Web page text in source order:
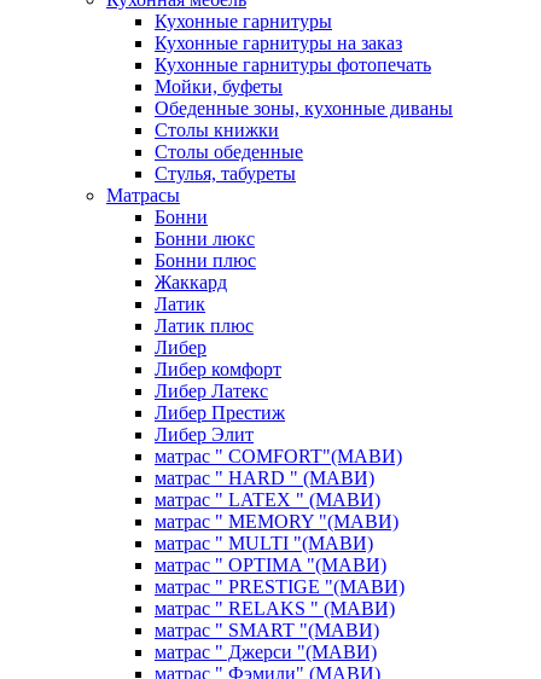
Кухонные гарнитуры
Кухонные гарнитуры на заказ
Кухонные гарнитуры фотопечать
Мойки, буфеты
Обеденные зоны, кухонные диваны
Столы книжки
Столы обеденные
Стулья, табуреты
Матрасы
Бонни
Бонни люкс
Бонни плюс
Жаккард
Латик
Латик плюс
Либер
Либер комфорт
Либер Латекс
Либер Престиж
Либер Элит
матрас " COMFORT"(МАВИ)
матрас " HARD " (МАВИ)
матрас " LATEX " (МАВИ)
матрас " MEMORY "(МАВИ)
матрас " MULTI "(МАВИ)
матрас " OPTIMA "(МАВИ)
матрас " PRESTIGE "(МАВИ)
матрас " RELAKS " (МАВИ)
матрас " SMART "(МАВИ)
матрас " Джерси "(МАВИ)
матрас " Фэмили" (МАВИ)